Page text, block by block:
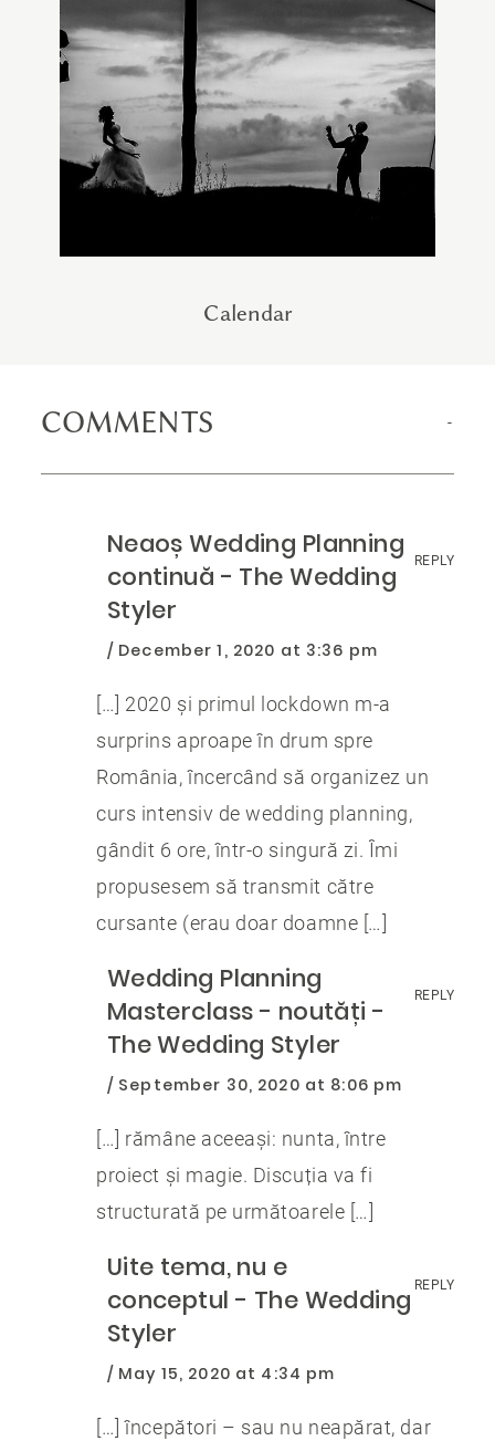
Calendar
COMMENTS
Neaoș Wedding Planning
continuă - The Wedding
Styler
December 1, 2020 at 3:36 pm
REPLY
[…] 2020 și primul lockdown m-a
surprins aproape în drum spre
România, încercând să organizez un
curs intensiv de wedding planning,
gândit 6 ore, într-o singură zi. Îmi
propusesem să transmit către
cursante (erau doar doamne […]
Wedding Planning
Masterclass - noutăți -
The Wedding Styler
September 30, 2020 at 8:06 pm
REPLY
[…] rămâne aceeași: nunta, între
proiect și magie. Discuția va fi
structurată pe următoarele […]
Uite tema, nu e
conceptul - The Wedding
Styler
May 15, 2020 at 4:34 pm
REPLY
[…] începători – sau nu neapărat, dar